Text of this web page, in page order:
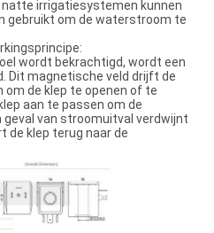
irrigatiesystemen kunnen
gebruikt om de waterstroom te
wordt bekrachtigd, wordt een
Dit magnetische veld drijft de
om de klep te openen of te
aan te passen om de
van stroomuitval verdwijnt
de klep terug naar de